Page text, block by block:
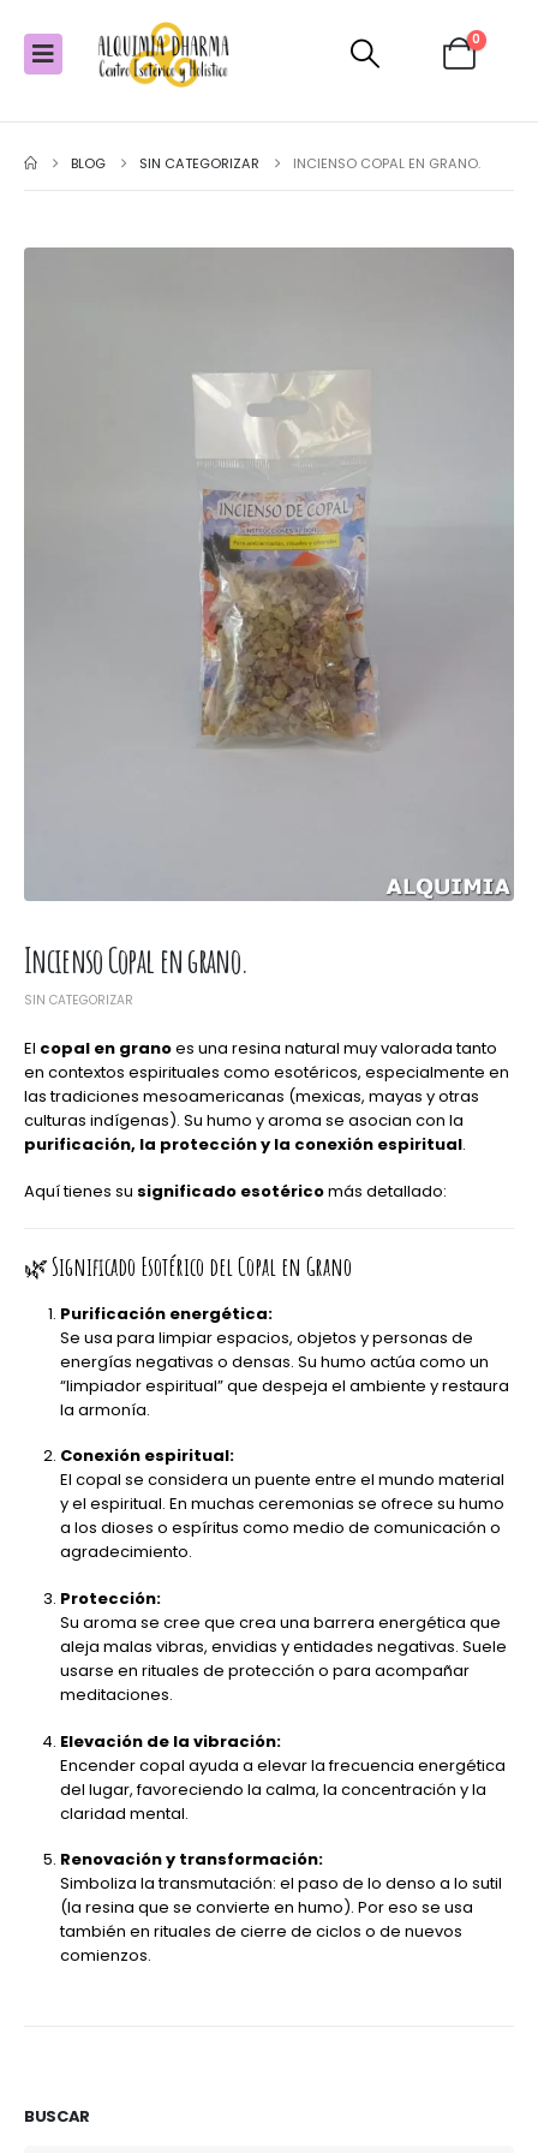
0
BLOG SIN CATEGORIZAR INCIENSO COPAL EN GRANO.
Incienso Copal en grano.
SIN CATEGORIZAR
El copal en granoes una resina natural muy valorada tanto
en contextos espirituales como esotéricos, especialmente en
las tradiciones mesoamericanas (mexicas, mayas y otras
culturas indígenas). Su humo y aroma se asocian con la
purificación, la protección y la conexión espiritual.
Aquí tienes su significado esotéricomás detallado:
🌿Significado Esotérico del Copal en Grano
Purificación energética:
Se usa para limpiar espacios, objetos y personas de
energías negativas o densas. Su humo actúa como un
“limpiador espiritual” que despeja el ambiente y restaura
la armonía.
Conexión espiritual:
El copal se considera un puente entre el mundo material
y el espiritual. En muchas ceremonias se ofrece su humo
a los dioses o espíritus como medio de comunicación o
agradecimiento.
Protección:
Su aroma se cree que crea una barrera energética que
aleja malas vibras, envidias y entidades negativas. Suele
usarse en rituales de protección o para acompañar
meditaciones.
Elevación de la vibración:
Encender copal ayuda a elevar la frecuencia energética
del lugar, favoreciendo la calma, la concentración y la
claridad mental.
Renovación y transformación:
Simboliza la transmutación: el paso de lo denso a lo sutil
(la resina que se convierte en humo). Por eso se usa
también en rituales de cierre de ciclos o de nuevos
comienzos.
BUSCAR